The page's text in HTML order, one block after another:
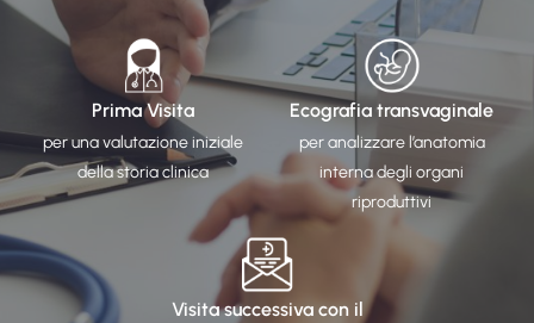
Prima Visita
per una valutazione iniziale
della storia clinica​
Ecografia transvaginale
per analizzare l’anatomia
interna degli organi
riproduttivi​
Visita successiva con il